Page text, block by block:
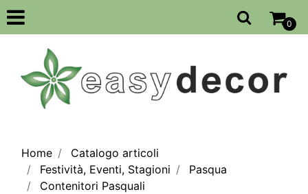
Open
0
Home
Catalogo articoli
Festività, Eventi, Stagioni
Pasqua
Contenitori Pasquali